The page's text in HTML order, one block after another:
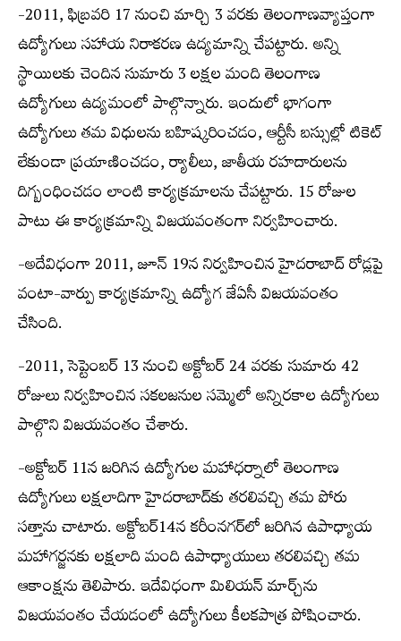
-2011, ఫిబ్రవరి 17 నుంచి మార్చి 3 వరకు తెలంగాణవ్యాప్తంగా
ఉద్యోగులు సహాయ నిరాకరణ ఉద్యమాన్ని చేపట్టారు. అన్ని
స్థాయిలకు చెందిన సుమారు 3 లక్షల మంది తెలంగాణ
ఉద్యోగులు ఉద్యమంలో పాల్గొన్నారు. ఇందులో భాగంగా
ఉద్యోగులు తమ విధులను బహిష్కరించడం, ఆర్టీసీ బస్సుల్లో టికెట్
లేకుండా ప్రయాణించడం, ర్యాలీలు, జాతీయ రహదారులను
దిగ్బంధించడం లాంటి కార్యక్రమాలను చేపట్టారు. 15 రోజుల
పాటు ఈ కార్యక్రమాన్ని విజయవంతంగా నిర్వహించారు.
-అదేవిధంగా 2011, జూన్ 19న నిర్వహించిన హైదరాబాద్ రోడ్లపై
వంటా-వార్పు కార్యక్రమాన్ని ఉద్యోగ జేఏసీ విజయవంతం
చేసింది.
-2011, సెప్టెంబర్ 13 నుంచి అక్టోబర్ 24 వరకు సుమారు 42
రోజులు నిర్వహించిన సకలజనుల సమ్మెలో అన్నిరకాల ఉద్యోగులు
పాల్గొని విజయవంతం చేశారు.
-అక్టోబర్ 11న జరిగిన ఉద్యోగుల మహాధర్నాలో తెలంగాణ
ఉద్యోగులు లక్షలాదిగా హైదరాబాద్‌కు తరలివచ్చి తమ పోరు
సత్తాను చాటారు. అక్టోబర్14న కరీంనగర్‌లో జరిగిన ఉపాధ్యాయ
మహాగర్జనకు లక్షలాది మంది ఉపాధ్యాయులు తరలివచ్చి తమ
ఆకాంక్షను తెలిపారు. ఇదేవిధంగా మిలియన్ మార్చ్‌ను
విజయవంతం చేయడంలో ఉద్యోగులు కీలకపాత్ర పోషించారు.